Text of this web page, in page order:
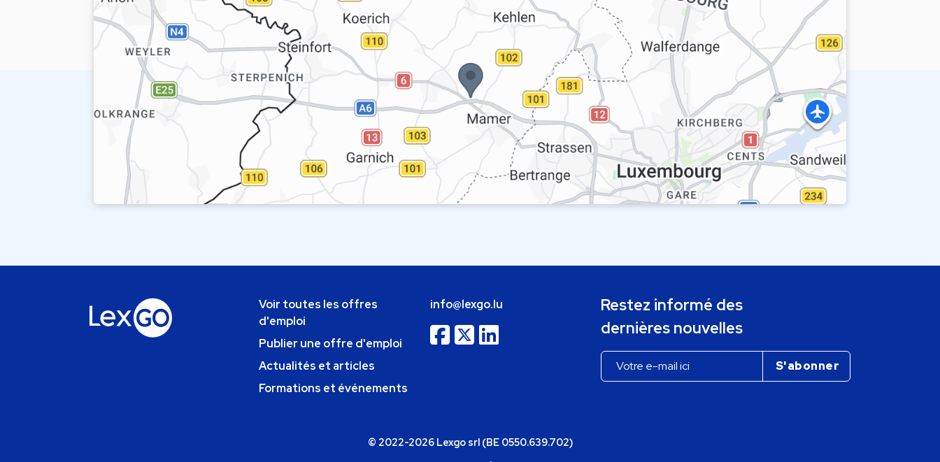
Voir toutes les offres
d'emploi
Publier une offre d'emploi
Actualités et articles
Formations et événements
info@lexgo.lu
Restez informé des
dernières nouvelles
© 2022-2026 Lexgo srl (BE 0550.639.702)